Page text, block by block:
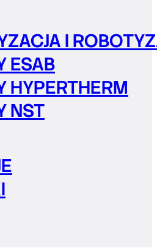
I
ESAB
HYPERTHERM
NST